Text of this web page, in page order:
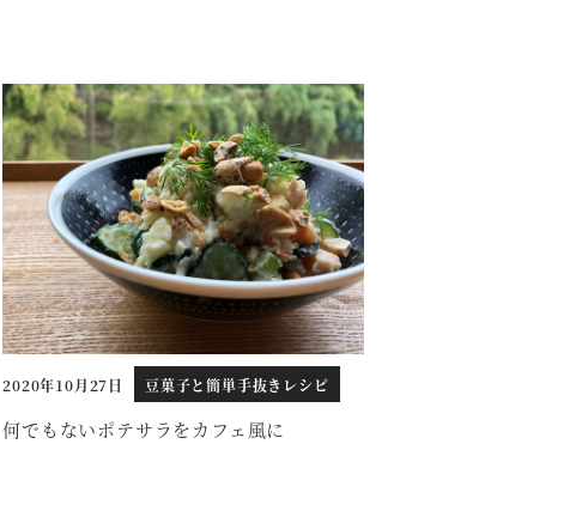
何でもないポテサラをカフェ風に
投稿日
2020年10月27日 豆菓子と簡単手抜きレシピ